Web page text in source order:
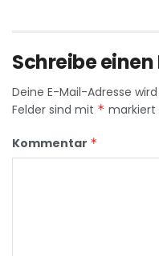
Schreibe
Deine E-Mail-Adresse
Felder sind mit * markiert
Kommentar *